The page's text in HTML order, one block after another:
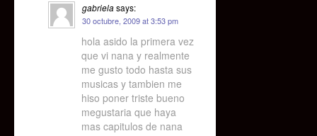
gabrielasays:
30 octubre, 2009 at 3:53 pm
hola asido la primera vez
que vi nana y realmente
me gusto todo hasta sus
musicas y tambien me
hiso poner triste bueno
megustaria que haya
mas capitulos de nana